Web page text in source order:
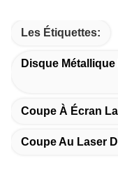
Les Étiquettes:
Disque
Coupe À Écran
Coupe Au Laser